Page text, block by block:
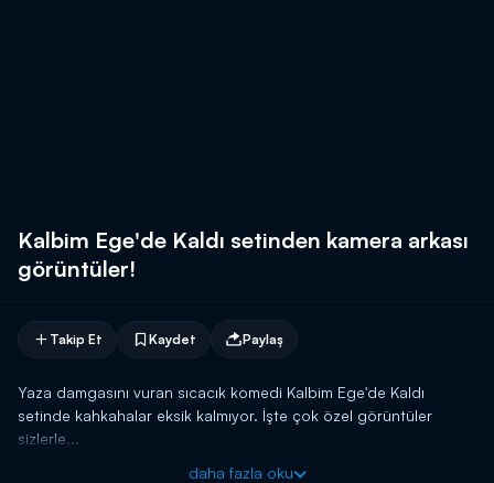
Kalbim Ege'de Kaldı setinden kamera arkası
görüntüler!
Takip Et Kaydet Paylaş
Yaza damgasını vuran sıcacık komedi Kalbim Ege'de Kaldı
setinde kahkahalar eksik kalmıyor. İşte çok özel görüntüler
sizlerle...
daha fazla oku